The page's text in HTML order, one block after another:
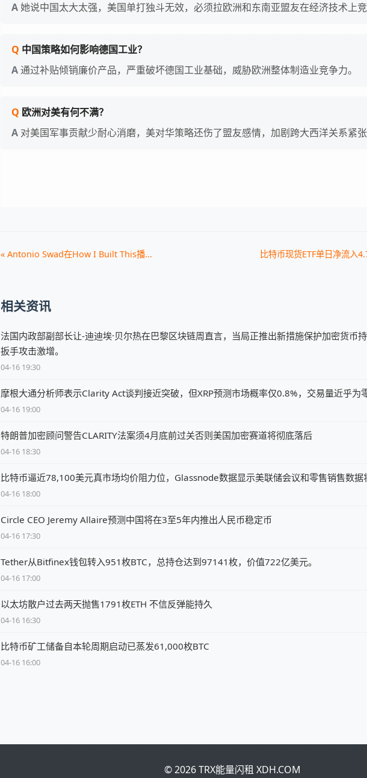
她说中国太大太强，美国单打独斗无效，必须拉欧洲和东南亚盟友在经济技术上
中国策略如何影响德国工业？
通过补贴倾销廉价产品，严重破坏德国工业基础，威胁欧洲整体制造业竞争力。
欧洲对美有何不满？
对美国军事贡献少耐心消磨，美对华策略还伤了盟友感情，加剧跨大西洋关系紧
« Antonio Swad在How I Built This播... 比特币现货ETF单日净流入
相关资讯
法国内政部副部长让-迪迪埃·贝尔热在巴黎区块链周直言，当局正推出新措施保护加密货币
扳手攻击激增。
04-16 19:30
摩根大通分析师表示Clarity Act谈判接近突破，但XRP预测市场概率仅0.8%，交易量近乎为
04-16 19:00
特朗普加密顾问警告CLARITY法案须4月底前过关否则美国加密赛道将彻底落后
04-16 18:30
比特币逼近78,100美元真市场均价阻力位，Glassnode数据显示美联储会议和零售销售数据
04-16 18:00
Circle CEO Jeremy Allaire预测中国将在3至5年内推出人民币稳定币
04-16 17:30
Tether从Bitfinex钱包转入951枚BTC，总持仓达到97141枚，价值722亿美元。
04-16 17:00
以太坊散户过去两天抛售1791枚ETH 不信反弹能持久
04-16 16:30
比特币矿工储备自本轮周期启动已蒸发61,000枚BTC
04-16 16:00
© 2026 TRX能量闪租 XDH.COM